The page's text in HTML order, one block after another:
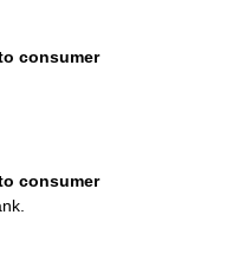
consumer
consumer